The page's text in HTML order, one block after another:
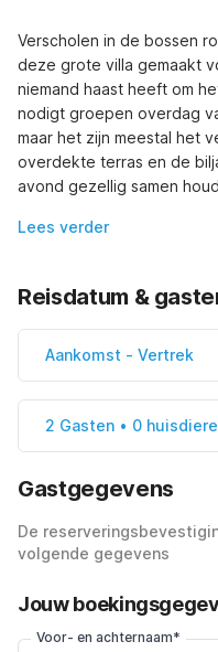
Verscholen in de bossen
deze grote villa gemaakt
niemand haast heeft om
nodigt groepen overdag
maar het zijn meestal het
overdekte terras en de
avond gezellig samen
Lees verder
Reisdatum &
Aankomst - Vertrek
2 Gasten • 0
Gastgegevens
De
volgende gegevens
Jouw
Voor- en achternaam*